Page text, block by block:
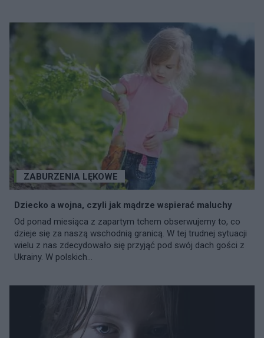
ZABURZENIA LĘKOWE
Dziecko a wojna, czyli jak mądrze wspierać maluchy
Od ponad miesiąca z zapartym tchem obserwujemy to, co
dzieje się za naszą wschodnią granicą. W tej trudnej sytuacji
wielu z nas zdecydowało się przyjąć pod swój dach gości z
Ukrainy. W polskich...